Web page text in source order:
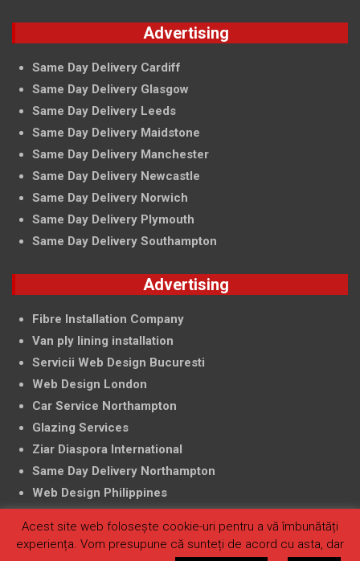
Advertising
Same Day Delivery Cardiff
Same Day Delivery Glasgow
Same Day Delivery Leeds
Same Day Delivery Maidstone
Same Day Delivery Manchester
Same Day Delivery Newcastle
Same Day Delivery Norwich
Same Day Delivery Plymouth
Same Day Delivery Southampton
Advertising
Fibre Installation Company
Van ply lining installation
Servicii Web Design Bucuresti
Web Design London
Car Service Northampton
Glazing Services
Ziar Diaspora International
Same Day Delivery Northampton
Web Design Philippines
Acest site web folosește cookie-uri pentru a vă îmbunătăți
experiența. Vom presupune că sunteți de acord cu asta, dar